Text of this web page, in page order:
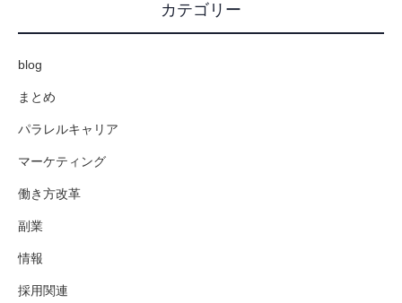
カテゴリー
blog
まとめ
パラレルキャリア
マーケティング
働き方改革
副業
情報
採用関連